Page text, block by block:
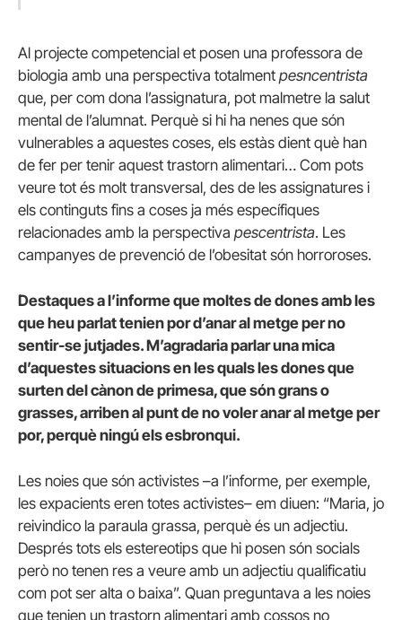
Al projecte competencial et posen una professora de
biologia amb una perspectiva totalment pesncentrista
que, per com dona l’assignatura, pot malmetre la salut
mental de l’alumnat. Perquè si hi ha nenes que són
vulnerables a aquestes coses, els estàs dient què han
de fer per tenir aquest trastorn alimentari… Com pots
veure tot és molt transversal, des de les assignatures i
els continguts fins a coses ja més específiques
relacionades amb la perspectiva pescentrista. Les
campanyes de prevenció de l’obesitat són horroroses.
Destaques a l’informe que moltes de dones amb les
que heu parlat tenien por d’anar al metge per no
sentir-se jutjades. M’agradaria parlar una mica
d’aquestes situacions en les quals les dones que
surten del cànon de primesa, que són grans o
grasses, arriben al punt de no voler anar al metge per
por, perquè ningú els esbronqui.
Les noies que són activistes –a l’informe, per exemple,
les expacients eren totes activistes– em diuen: “Maria, jo
reivindico la paraula grassa, perquè és un adjectiu.
Després tots els estereotips que hi posen són socials
però no tenen res a veure amb un adjectiu qualificatiu
com pot ser alta o baixa”. Quan preguntava a les noies
que tenien un trastorn alimentari amb cossos no